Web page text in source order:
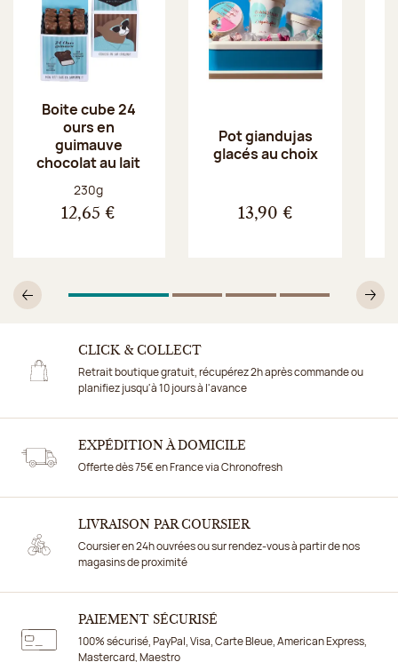
Boite cube 24
ours en
guimauve
chocolat au lait
Poids net :
230g
12,65 €
Pot giandujas
glacés au choix
13,90 €
Précédent
1Sur 4 2Sur 4
3Sur 4
4Sur 4
CLICK & COLLECT
Retrait boutique gratuit, récupérez 2h après commande ou
planifiez jusqu'à 10 jours à l'avance
EXPÉDITION À DOMICILE
Offerte dès 75€ en France via Chronofresh
LIVRAISON PAR COURSIER
Coursier en 24h ouvrées ou sur rendez-vous à partir de nos
magasins de proximité
PAIEMENT SÉCURISÉ
100% sécurisé, PayPal, Visa, Carte Bleue, American Express,
Mastercard, Maestro